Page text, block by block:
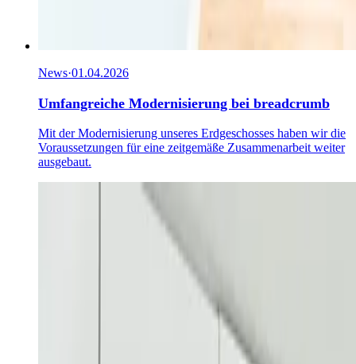
News·01.04.2026
Umfangreiche Modernisierung bei breadcrumb
Mit der Modernisierung unseres Erdgeschosses haben wir die
Voraussetzungen für eine zeitgemäße Zusammenarbeit weiter
ausgebaut.